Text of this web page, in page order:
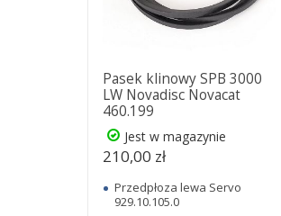
Pasek klinowy SPB 3000
LW Novadisc Novacat
460.199
Jest w magazynie
210,00 zł
Przedpłoza lewa Servo
929.10.105.0